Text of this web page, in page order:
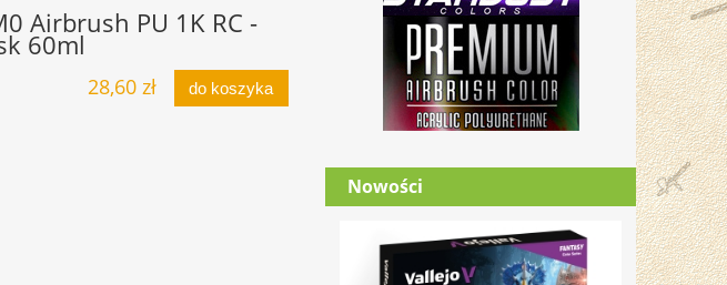
Airbrush PU 1K RC -
60ml
28,60 zł do koszyka
Nowości